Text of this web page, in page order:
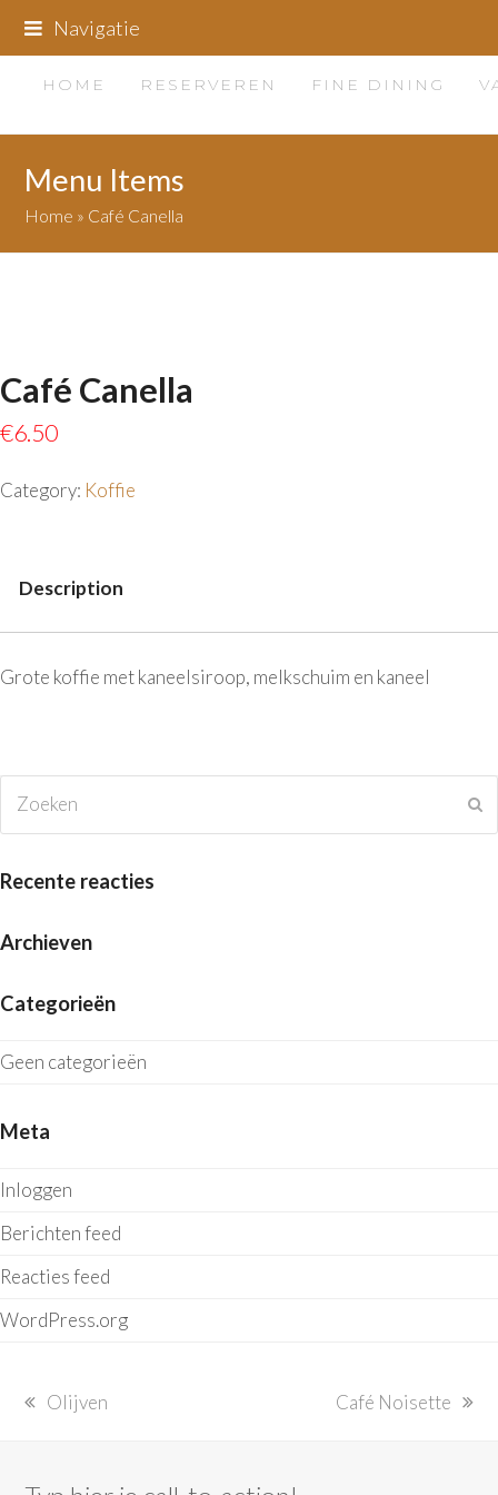
Navigatie
HOME RESERVEREN FINE DINING
Menu Items
Home » Café Canella
Café Canella
€6.50
Category: Koffie
Description
Description
Grote koffie met kaneelsiroop, melkschuim en kaneel
Recente reacties
Archieven
Categorieën
Geen categorieën
Meta
Inloggen
Berichten feed
Reacties feed
WordPress.org
previous
Olijven
next
Café Noisette